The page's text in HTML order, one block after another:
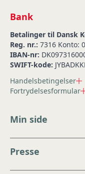
Bank
Betalinger til Dansk
Reg. nr.: 7316 Konto:
IBAN-nr:
SWIFT-kode:
Handelsbetingelser
Fortrydelsesformular
Min side
Presse